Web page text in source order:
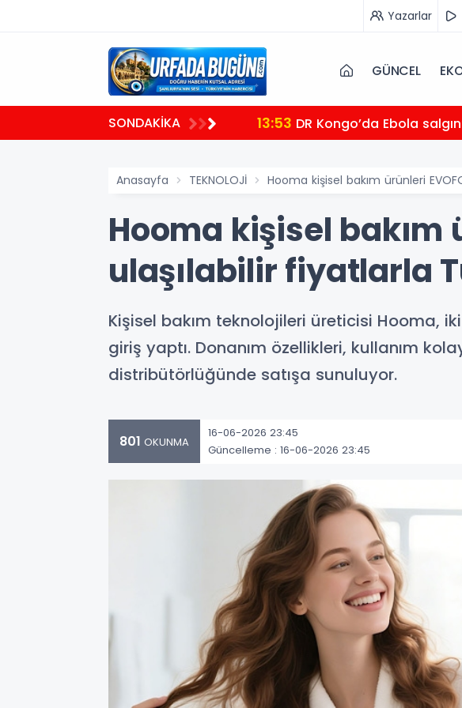
Yazarlar
GÜNCEL
SONDAKİKA 13:53 DR Kongo’da Ebola
Anasayfa TEKNOLOJİ Hooma kişisel bakım ürünleri
Hooma kişisel bakım
ulaşılabilir fiyatlarla
Kişisel bakım teknolojileri üreticisi Hooma,
giriş yaptı. Donanım özellikleri, kullanım
distribütörlüğünde satışa sunuluyor.
801 OKUNMA
16-06-2026 23:45
Güncelleme : 16-06-2026 23:45